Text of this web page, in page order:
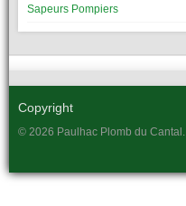
Sapeurs Pompiers
Copyright
© 2026 Paulhac Plomb du Cantal.